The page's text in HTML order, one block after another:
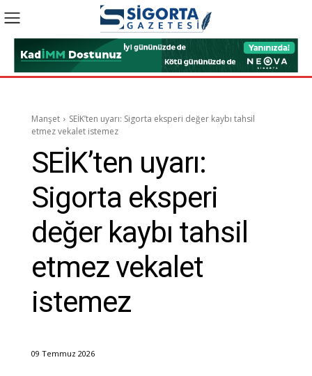
Manşet
SEİK’ten uyarı: Sigorta eksperi değer kaybı tahsil
etmez vekalet istemez
SEİK’ten uyarı:
Sigorta eksperi
değer kaybı tahsil
etmez vekalet
istemez
09 Temmuz 2026